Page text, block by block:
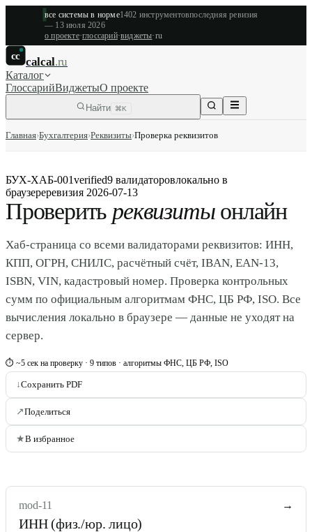
все системы в норме1402 инструментовпоследняя ревизия
— 13 июля 2026
о проекте·глоссарий·виджеты·ru
cc calcal.ru
Каталог
ГлоссарийВиджетыО проекте
Найти ⌘K
Главная›Бухгалтерия›Реквизиты›Проверка реквизитов
БУХ-ХАБ-001verified9 валидаторовлокально в
браузереревизия 2026-07-13
Проверить реквизитыонлайн
Хаб-страница со всеми валидаторами реквизитов: ИНН,
КПП, ОГРН, СНИЛС, расчётный счёт, IBAN, EAN-13,
ISBN, VIN, кадастровый номер. Проверка контрольных
сумм по официальным алгоритмам ФНС, ЦБ РФ, ISO. Все
вычисления локально в браузере — данные не уходят на
сервер.
⏱ ~5 сек на проверку · 9 типов · алгоритмы ФНС, ЦБ РФ, ISO
↓Сохранить PDF
↗Поделиться
★В избранное
mod-11 →
ИНН (физ./юр. лицо)